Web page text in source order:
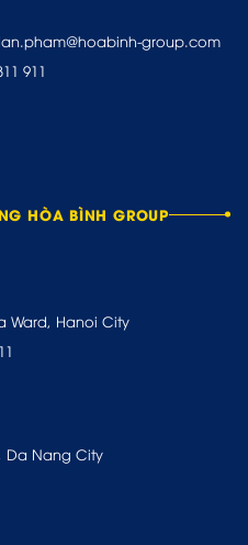
group.com
911
HÒA BÌNH GROUP
Ward, Hanoi City
Da Nang City